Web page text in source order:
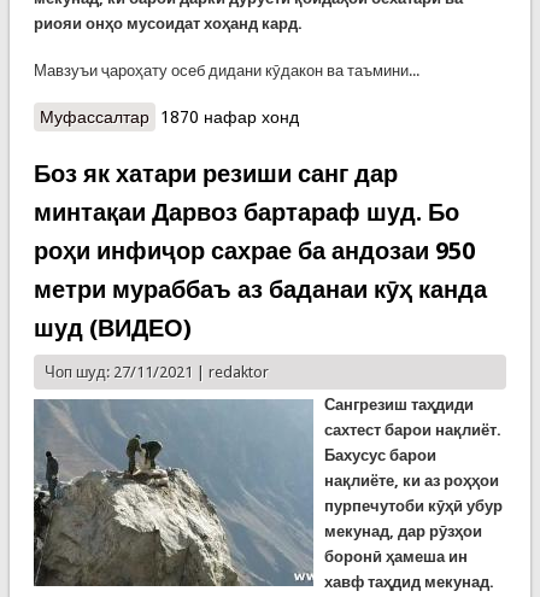
риояи онҳо мусоидат хоҳанд кард.
Мавзуъи ҷароҳату осеб дидани кӯдакон ва таъмини...
Муфассалтаро Бачаҳоро бо филмҳои тасвирӣ қоидаҳои
1870 нафар хонд
Боз як хатари резиши санг дар
минтақаи Дарвоз бартараф шуд. Бо
роҳи инфиҷор сахрае ба андозаи 950
метри мураббаъ аз баданаи кӯҳ канда
шуд (ВИДЕО)
Чоп шуд: 27/11/2021 | redaktor
Сангрезиш таҳдиди
сахтест барои нақлиёт.
Бахусус барои
нақлиёте, ки аз роҳҳои
пурпечутоби кӯҳӣ убур
мекунад, дар рӯзҳои
боронӣ ҳамеша ин
хавф таҳдид мекунад.